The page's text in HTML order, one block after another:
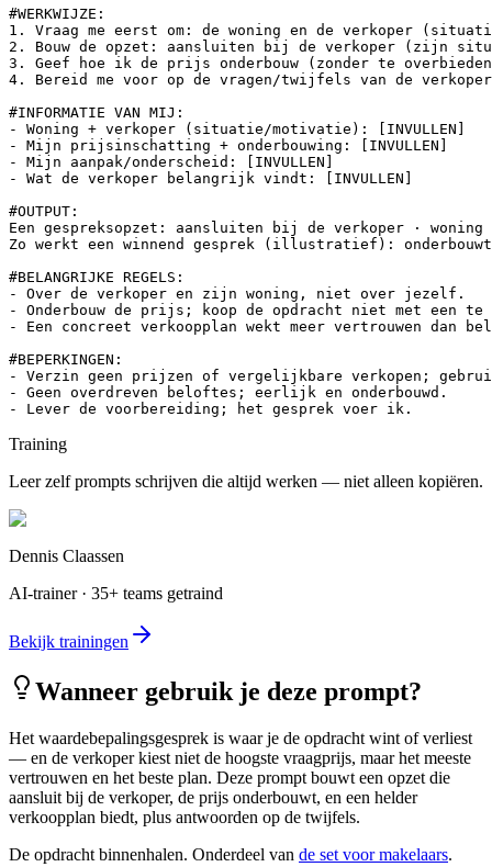
#WERKWIJZE:
1. Vraag me eerst om: de woning en de verkoper
2. Bouw de opzet: aansluiten bij de verkoper (zijn
3. Geef hoe ik de prijs onderbouw (zonder te
4. Bereid me voor op de vragen/twijfels van de
#INFORMATIE VAN MIJ:
- Woning + verkoper (situatie/motivatie): [INVULLEN]
- Mijn prijsinschatting + onderbouwing: [INVULLEN]
- Mijn aanpak/onderscheid: [INVULLEN]
- Wat de verkoper belangrijk vindt: [INVULLEN]
#OUTPUT:
Een gespreksopzet: aansluiten bij de verkoper ·
Zo werkt een winnend gesprek (illustratief):
#BELANGRIJKE REGELS:
- Over de verkoper en zijn woning, niet over jezelf.
- Onderbouw de prijs; koop de opdracht niet met een
- Een concreet verkoopplan wekt meer vertrouwen dan
#BEPERKINGEN:
- Verzin geen prijzen of vergelijkbare verkopen;
- Geen overdreven beloftes; eerlijk en onderbouwd.
- Lever de voorbereiding; het gesprek voer ik.
Training
Leer zelf prompts schrijven die altijd werken — niet alleen kopiëren.
Dennis Claassen
AI-trainer · 35+ teams getraind
Bekijk trainingen
Wanneer gebruik je deze prompt?
Het waardebepalingsgesprek is waar je de opdracht wint of verliest
— en de verkoper kiest niet de hoogste vraagprijs, maar het meeste
vertrouwen en het beste plan. Deze prompt bouwt een opzet die
aansluit bij de verkoper, de prijs onderbouwt, en een helder
verkoopplan biedt, plus antwoorden op de twijfels.
De opdracht binnenhalen. Onderdeel van de set voor makelaars.